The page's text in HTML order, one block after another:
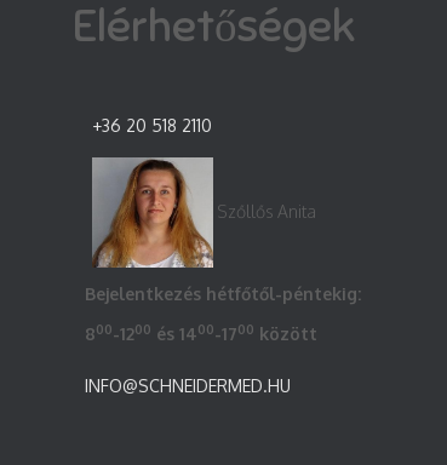
Elérhetőségek
+36 20 518 2110
Szőllős Anita
Bejelentkezés hétfőtől-péntekig:
800-1200 és 1400-1700 között
INFO@SCHNEIDERMED.HU